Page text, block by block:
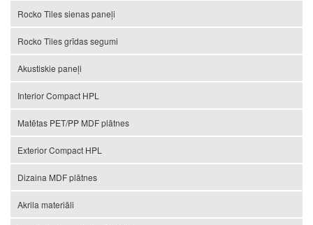
Rocko Tiles sienas paneļi
Rocko Tiles grīdas segumi
Akustiskie paneļi
Interior Compact HPL
Matētas PET/PP MDF plātnes
Exterior Compact HPL
Dizaina MDF plātnes
Akrila materiāli